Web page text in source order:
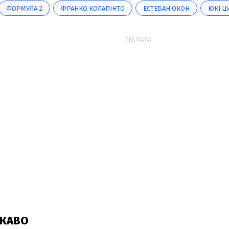
ФОРМУЛА 2 ФРАНКО КОЛАПІНТО ЕСТЕБАН ОКОН ЮКІ
РЕКЛАМА: